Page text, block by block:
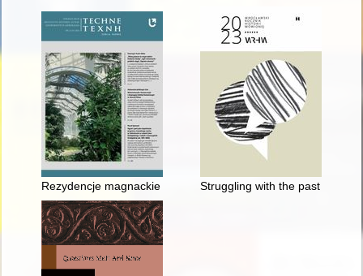
Rezydencje magnackie i szlacheckie w stolicy Wielkiego
Struggling with the past and